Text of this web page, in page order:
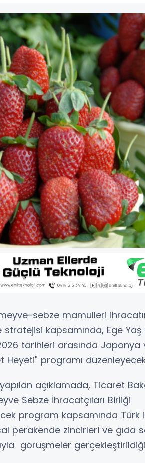
sebze mamulleri
kapsamında, Ege Yaş
tarihleri arasında Japonya
Heyeti" programı
açıklamada, Ticaret
Sebze İhracatçıları Birliği
program kapsamında Türk
perakende zincirleri ve gıda
görüşmeler